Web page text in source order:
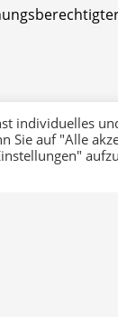
ist eine
und
individuelles
Sie auf "Alle